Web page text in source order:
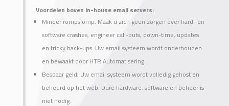
Voordelen boven in-house email servers:
Minder rompslomp, Maak u zich geen zorgen over hard- en
software crashes, engineer call-outs, down-time, updates
en tricky back-ups. Uw email systeem wordt onderhouden
en bewaakt door HTR Automatisering.
Bespaar geld, Uw email systeem wordt volledig gehost en
beheerd op het web. Dure hardware, software en beheer is
niet nodig.